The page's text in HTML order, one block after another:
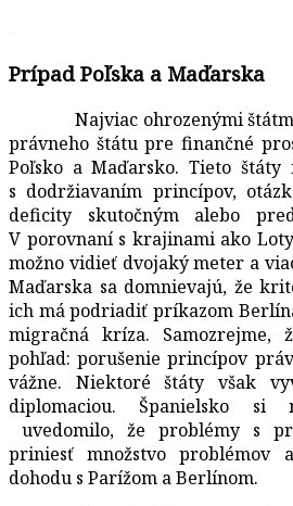
Prípad Poľska a Maďarska
Najviac ohrozenými štátmi
právneho štátu pre finančné
Poľsko a Maďarsko. Tieto
s dodržiavaním princípov,
deficity skutočným alebo
V porovnaní s krajinami ako
možno vidieť dvojaký meter a
Maďarska sa domnievajú, že
ich má podriadiť príkazom
migračná kríza. Samozrejme,
pohľad: porušenie princípov
vážne. Niektoré štáty však
diplomaciou. Španielsko
uvedomilo, že problémy s
priniesť množstvo problémov
dohodu s Parížom a Berlínom.